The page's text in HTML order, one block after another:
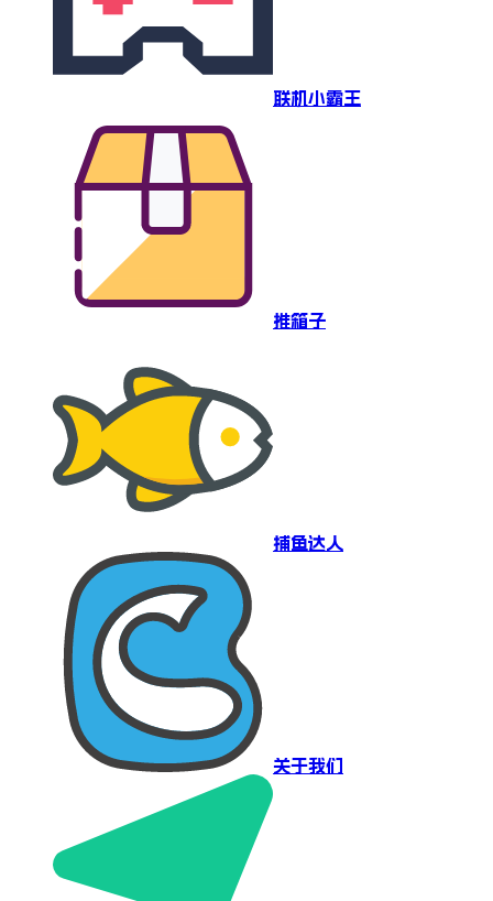
联机小霸王
推箱子
捕鱼达人
关于我们